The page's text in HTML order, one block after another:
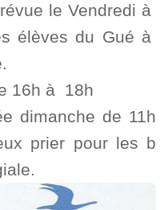
le Vendredi à
élèves du Gué à
16h à 18h
dimanche de 11h
prier pour les b